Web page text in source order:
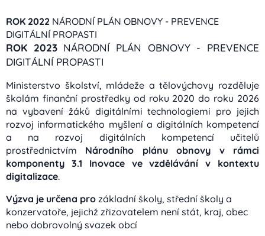
ROK 2022 NÁRODNÍ PLÁN OBNOVY - PREVENCE
DIGITÁLNÍ PROPASTI
ROK 2023NÁRODNÍ PLÁN OBNOVY - PREVENCE
DIGITÁLNÍ PROPASTI
Ministerstvo školství, mládeže a tělovýchovy rozděluje
školám finanční prostředky od roku 2020 do roku 2026
na vybavení žáků digitálními technologiemi pro jejich
rozvoj informatického myšlení a digitálních kompetencí
a na rozvoj digitálních kompetencí učitelů
prostřednictvím Národního plánu obnovy v rámci
komponenty 3.1
Inovace ve vzdělávání v kontextu
digitalizace.
Výzva je určena pro základní školy, střední školy a
konzervatoře, jejichž zřizovatelem není stát, kraj, obec
nebo dobrovolný svazek obcí